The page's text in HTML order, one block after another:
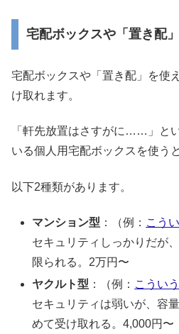
宅配ボックスや「置き配
宅配ボックスや「置き配」を使
け取れます。
「軒先放置はさすがに……」と
いる個人用宅配ボックスを使う
以下2種類があります。
マンション型 ：（例： こう
セキュリティしっかりだが
限られる。2万円〜
ヤクルト型 ：（例： こうい
セキュリティは弱いが、容
めて受け取れる。4,000円〜